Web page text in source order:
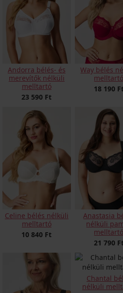
Andorra bélés- és
merevítők nélküli
melltartó
23 590 Ft
Way bélés
melltartó
18 190
Celine bélés nélküli
melltartó
10 840 Ft
Anastasia
nélküli
melltartó
21 790
Chantal
nélküli